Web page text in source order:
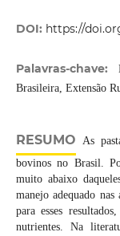
DOI: https://
Palavras-chave:
Brasileira, Extensão
RESUMO As
bovinos no Brasil.
muito abaixo
manejo adequado
para esses
nutrientes. Na